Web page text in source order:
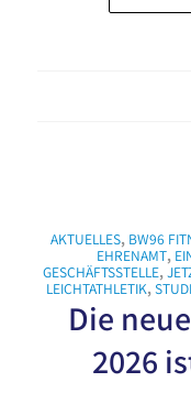
AKTUELLES, BW96
EHRENAMT,
GESCHÄFTSSTELLE,
LEICHTATHLETIK,
Die
2026